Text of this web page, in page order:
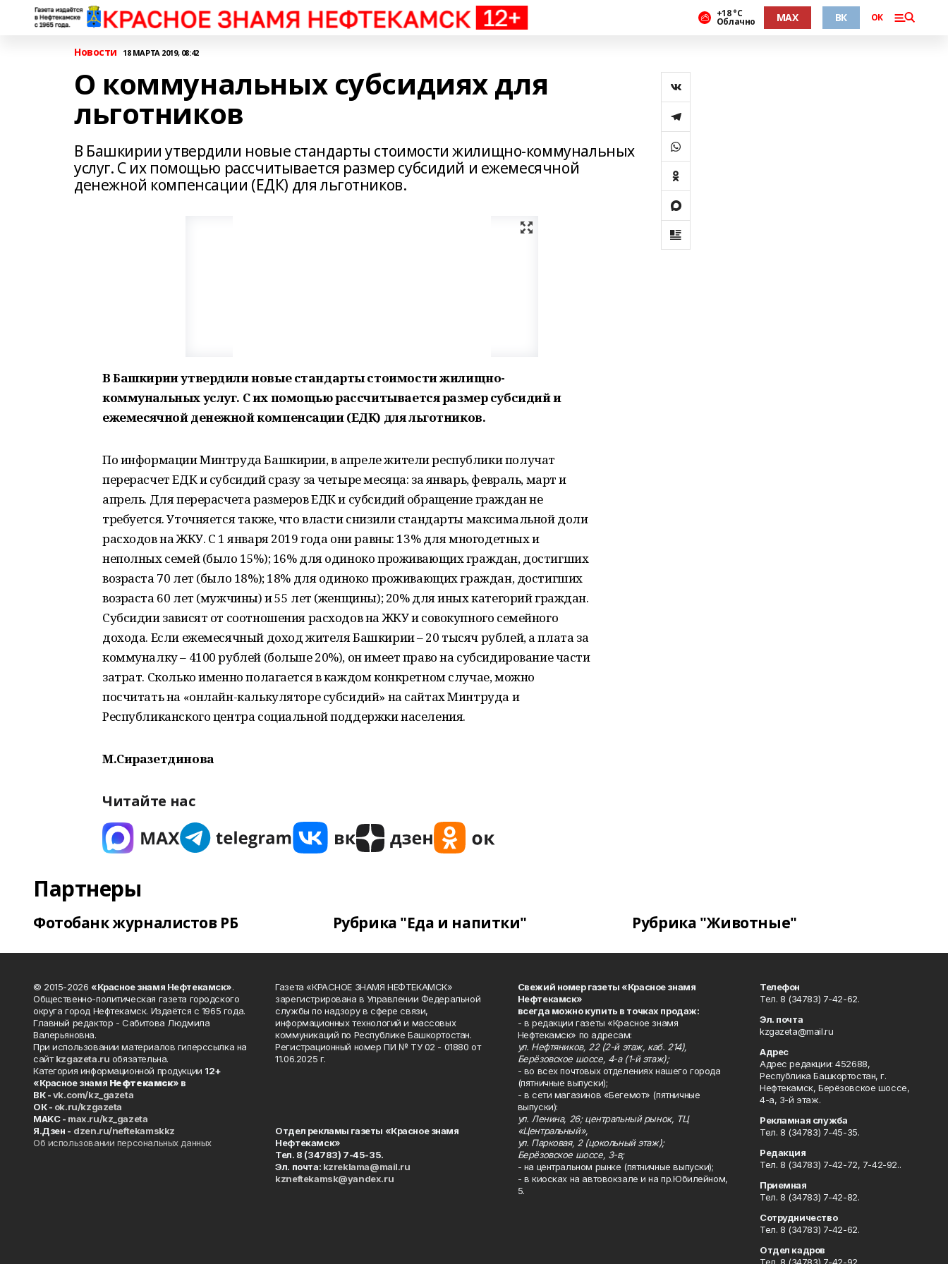
+18 °С
Облачно MAX ВК ОК
Новости 18 МАРТА 2019, 08:42
О коммунальных субсидиях для
льготников
В Башкирии утвердили новые стандарты стоимости жилищно-коммунальных
услуг. С их помощью рассчитывается размер субсидий и ежемесячной
денежной компенсации (ЕДК) для льготников.
В Башкирии утвердили новые стандарты стоимости жилищно-
коммунальных услуг. С их помощью рассчитывается размер субсидий и
ежемесячной денежной компенсации (ЕДК) для льготников.
По информации Минтруда Башкирии, в апреле жители республики получат
перерасчет ЕДК и субсидий сразу за четыре месяца: за январь, февраль, март и
апрель. Для перерасчета размеров ЕДК и субсидий обращение граждан не
требуется. Уточняется также, что власти снизили стандарты максимальной доли
расходов на ЖКУ. С 1 января 2019 года они равны: 13% для многодетных и
неполных семей (было 15%); 16% для одиноко проживающих граждан, достигших
возраста 70 лет (было 18%); 18% для одиноко проживающих граждан, достигших
возраста 60 лет (мужчины) и 55 лет (женщины); 20% для иных категорий граждан.
Субсидии зависят от соотношения расходов на ЖКУ и совокупного семейного
дохода. Если ежемесячный доход жителя Башкирии – 20 тысяч рублей, а плата за
коммуналку – 4100 рублей (больше 20%), он имеет право на субсидирование части
затрат. Сколько именно полагается в каждом конкретном случае, можно
посчитать на «онлайн-калькуляторе субсидий» на сайтах Минтруда и
Республиканского центра социальной поддержки населения.
М.Сиразетдинова
Читайте нас
Партнеры
Фотобанк журналистов РБ Рубрика "Еда и напитки" Рубрика "Животные"
© 2015-2026 «Красное знамя Нефтекамск».
Общественно-политическая газета городского
округа город Нефтекамск. Издаётся с 1965 года.
Главный редактор - Сабитова Людмила
Валерьяновна.
При использовании материалов гиперссылка на
сайтkzgazeta.ru обязательна.
Категория информационной продукции 12+
«Красное знамя Нефтекамск» в
ВК -vk.com/kz_gazeta
ОК - ok.ru/kzgazeta
MAKC - max.ru/kz_gazeta
Я.Дзен - dzen.ru/neftekamskkz
Об использовании персональных данных
Газета «КРАСНОЕ ЗНАМЯ НЕФТЕКАМСК»
зарегистрирована в Управлении Федеральной
службы по надзору в сфере связи,
информационных технологий и массовых
коммуникаций по Республике Башкортостан.
Регистрационный номер ПИ № ТУ 02 - 01880 от
11.06.2025 г.
Отдел рекламы газеты «Красное знамя
Нефтекамск»
Тел. 8 (34783) 7-45-35.
Эл. почта: kzreklama@mail.ru
kzneftekamsk@yandex.ru
Свежий номер газеты «Красное знамя
Нефтекамск»
всегда можно купить в точках продаж:
- в редакции газеты «Красное знамя
Нефтекамск» по адресам:
ул. Нефтяников, 22 (2-й этаж, каб. 214),
Берёзовское шоссе, 4-а (1-й этаж);
- во всех почтовых отделениях нашего города
(пятничные выпуски);
- в сети магазинов «Бегемот» (пятничные
выпуски):
ул. Ленина, 26; центральный рынок, ТЦ
«Центральный»,
ул. Парковая, 2 (цокольный этаж);
Берёзовское шоссе, 3-в;
- на центральном рынке (пятничные выпуски);
- в киосках на автовокзале и на пр.Юбилейном,
5.
Телефон
Тел. 8 (34783) 7-42-62.
Эл. почта
kzgazeta@mail.ru
Адрес
Адрес редакции: 452688,
Республика Башкортостан, г.
Нефтекамск, Берёзовское шоссе,
4-а, 3-й этаж.
Рекламная служба
Тел. 8 (34783) 7-45-35.
Редакция
Тел. 8 (34783) 7-42-72, 7-42-92..
Приемная
Тел. 8 (34783) 7-42-82.
Сотрудничество
Тел. 8 (34783) 7-42-62.
Отдел кадров